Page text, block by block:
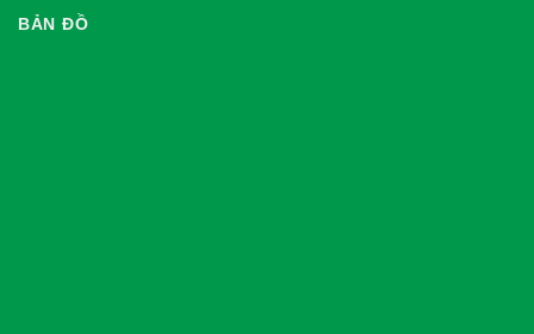
BẢN ĐỒ